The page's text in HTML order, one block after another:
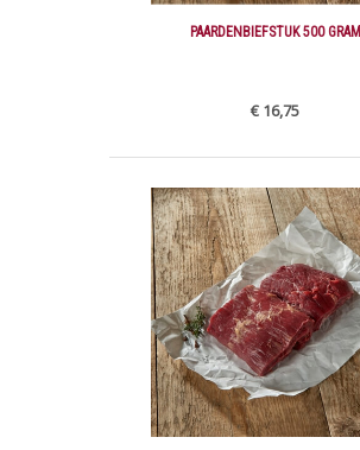
PAARDENBIEFSTUK 500 GRAM
€ 16,75